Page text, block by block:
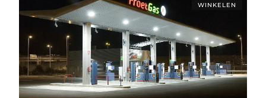
WINKELEN